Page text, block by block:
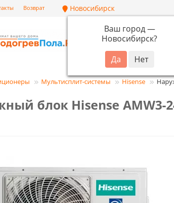
Возврат Новосибирск
Ваш город —
Новосибирск?
Каталог
Мультисплит-системы Hisense
блок Hisense AMW3-